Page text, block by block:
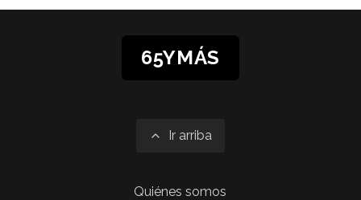
65YMÁS
Ir arriba
Quiénes somos